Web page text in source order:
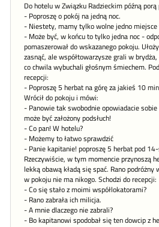
Do hotelu w Związku Radzieckim późną porą
- Poproszę o pokój na jedną noc.
- Niestety, mamy tylko wolne jedno
- Może być, w końcu to tylko jedna noc -
pomaszerował do wskazanego pokoju.
zasnąć, ale współtowarzysze grali w
co chwila wybuchali głośnym śmiechem.
recepcji:
- Poproszę 5 herbat na górę za jakieś 10
Wrócił do pokoju i mówi:
- Panowie tak swobodnie opowiadacie
może być założony podsłuch!
- Co pan! W hotelu?
- Możemy to łatwo sprawdzić
- Panie kapitanie! poproszę 5 herbat pod
Rzeczywiście, w tym momencie przynoszą
lekką obawą kładą się spać. Rano
w pokoju nie ma nikogo. Schodzi do recepcji:
- Co się stało z moimi współlokatorami?
- Rano zabrała ich milicja.
- A mnie dlaczego nie zabrali?
- Bo kapitanowi spodobał się ten dowcip z